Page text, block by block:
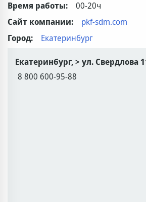
Время работы:
00-20ч
Сайт компании:
pkf-sdm.com
Город:
Екатеринбург
Екатеринбург, > ул. Свердлова
8 800 600-95-88